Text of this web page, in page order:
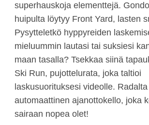
superhauskoja elementtejä.
huipulta löytyy Front Yard, lasten
Pysytteletkö hyppyreiden
mieluummin lautasi tai suksiesi
maan tasalla? Tsekkaa siinä
Ski Run, pujottelurata, joka taltioi
laskusuorituksesi videolle.
automaattinen ajanottokello, joka
sairaan nopea olet!